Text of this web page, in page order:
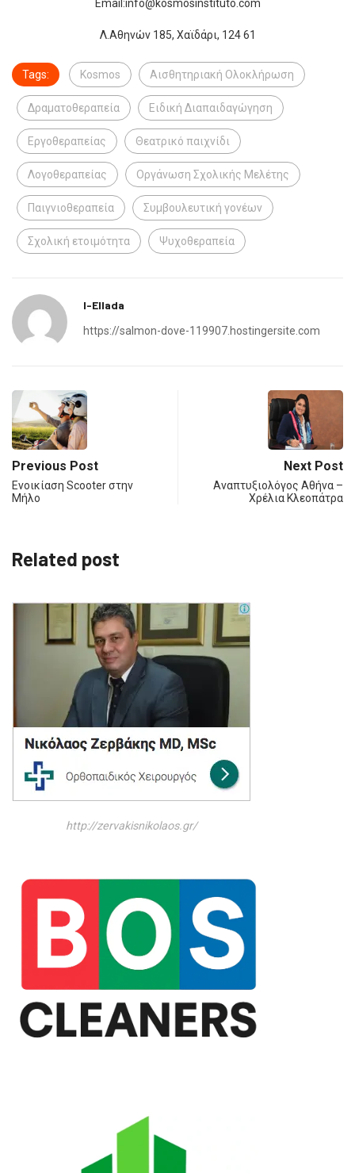
Email:info@kosmosinstituto.com
Λ.Αθηνών 185, Χαϊδάρι, 124 61
Tags: Kosmos Αισθητηριακή Ολοκλήρωση
Δραματοθεραπεία Ειδική Διαπαιδαγώγηση
Εργοθεραπείας Θεατρικό παιχνίδι
Λογοθεραπείας Οργάνωση Σχολικής Μελέτης
Παιγνιοθεραπεία Συμβουλευτική γονέων
Σχολική ετοιμότητα Ψυχοθεραπεία
I-Ellada
https://salmon-dove-119907.hostingersite.com
Previous Post
Ενοικίαση Scooter στην
Μήλο
Next Post
Αναπτυξιολόγος Αθήνα –
Χρέλια Κλεοπάτρα
Related post
http://zervakisnikolaos.gr/